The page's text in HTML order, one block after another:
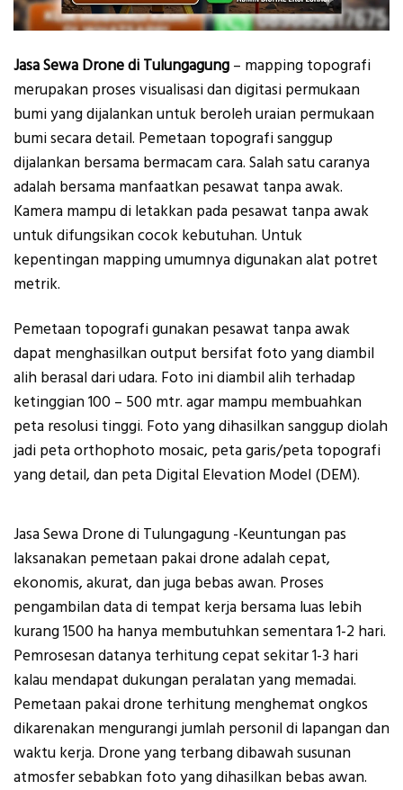
Jasa Sewa Drone di Tulungagung – mapping topografi
merupakan proses visualisasi dan digitasi permukaan
bumi yang dijalankan untuk beroleh uraian permukaan
bumi secara detail. Pemetaan topografi sanggup
dijalankan bersama bermacam cara. Salah satu caranya
adalah bersama manfaatkan pesawat tanpa awak.
Kamera mampu di letakkan pada pesawat tanpa awak
untuk difungsikan cocok kebutuhan. Untuk
kepentingan mapping umumnya digunakan alat potret
metrik.
Pemetaan topografi gunakan pesawat tanpa awak
dapat menghasilkan output bersifat foto yang diambil
alih berasal dari udara. Foto ini diambil alih terhadap
ketinggian 100 – 500 mtr. agar mampu membuahkan
peta resolusi tinggi. Foto yang dihasilkan sanggup diolah
jadi peta orthophoto mosaic, peta garis/peta topografi
yang detail, dan peta Digital Elevation Model (DEM).
Jasa Sewa Drone di Tulungagung -Keuntungan pas
laksanakan pemetaan pakai drone adalah cepat,
ekonomis, akurat, dan juga bebas awan. Proses
pengambilan data di tempat kerja bersama luas lebih
kurang 1500 ha hanya membutuhkan sementara 1-2 hari.
Pemrosesan datanya terhitung cepat sekitar 1-3 hari
kalau mendapat dukungan peralatan yang memadai.
Pemetaan pakai drone terhitung menghemat ongkos
dikarenakan mengurangi jumlah personil di lapangan dan
waktu kerja. Drone yang terbang dibawah susunan
atmosfer sebabkan foto yang dihasilkan bebas awan.